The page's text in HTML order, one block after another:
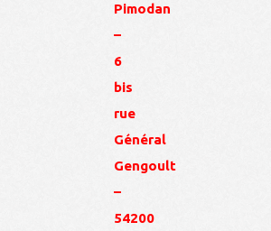
Pimodan
–
6
bis
rue
Général
Gengoult
–
54200